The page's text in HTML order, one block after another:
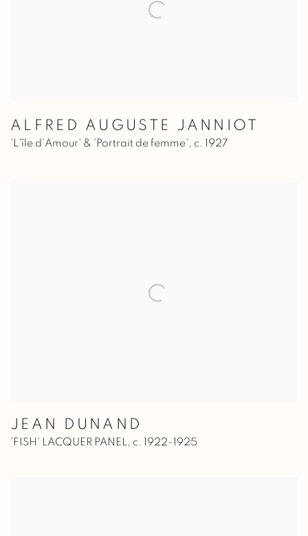
ALFRED AUGUSTE JANNIOT
'L'île d'Amour' & 'Portrait de femme', c. 1927
JEAN DUNAND
'FISH' LACQUER PANEL, c. 1922-1925